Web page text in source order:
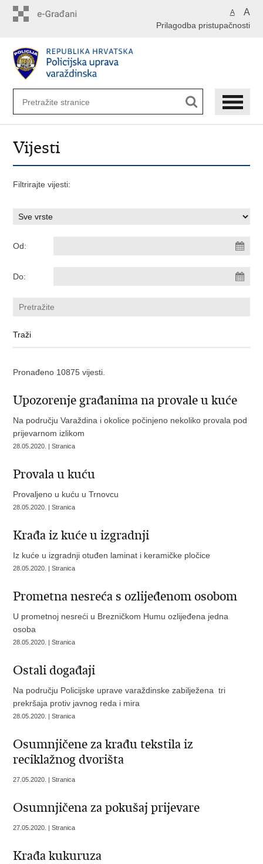
A A
Prilagodba pristupačnosti
Vijesti
Filtrirajte vijesti:
Od:
Do:
Pronađeno 10875 vijesti.
Upozorenje građanima na provale u kuće
Na području Varaždina i okolice počinjeno nekoliko provala pod
prijevarnom izlikom
28.05.2020. | Stranica
Provala u kuću
Provaljeno u kuću u Trnovcu
28.05.2020. | Stranica
Krađa iz kuće u izgradnji
Iz kuće u izgradnji otuđen laminat i keramičke pločice
28.05.2020. | Stranica
Prometna nesreća s ozlijeđenom osobom
U prometnoj nesreći u Brezničkom Humu ozlijeđena jedna
osoba
28.05.2020. | Stranica
Ostali događaji
Na području Policijske uprave varaždinske zabilježena tri
prekršaja protiv javnog reda i mira
28.05.2020. | Stranica
Osumnjičene za krađu tekstila iz
reciklažnog dvorišta
27.05.2020. | Stranica
Osumnjičena za pokušaj prijevare
27.05.2020. | Stranica
Krađa kukuruza